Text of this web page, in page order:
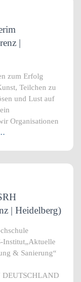
|
zum Erfolg
Teilchen zu
und Lust auf
Organisationen
| Heidelberg)
Institut„Aktuelle
& Sanierung“
DEUTSCHLAND